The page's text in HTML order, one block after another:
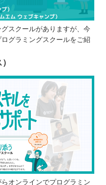
容であるか
スクールであるか
するメリット
疑問を残さない
率が良い
キルも学べる
際の注意点
点を明確にする
ケジュールであるか確認
囲気や学びやすさを確認
ラムスクールを選ぼ
スクールがありますが、今
グラミングスクールをご紹
オンラインでプログラミン